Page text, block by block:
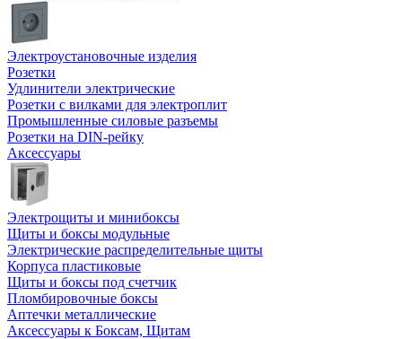
Электроустановочные изделия
Розетки
Удлинители электрические
Розетки с вилками для электроплит
Промышленные силовые разъемы
Розетки на DIN-рейку
Аксессуары
Электрощиты и минибоксы
Щиты и боксы модульные
Электрические распределительные щиты
Корпуса пластиковые
Щиты и боксы под счетчик
Пломбировочные боксы
Аптечки металлические
Аксессуары к Боксам, Щитам